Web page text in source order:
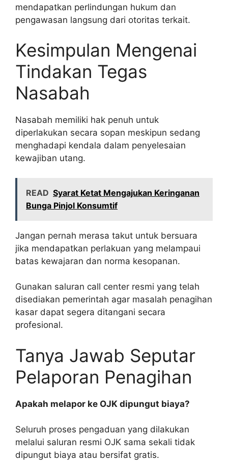
mendapatkan perlindungan hukum dan
pengawasan langsung dari otoritas terkait.
Kesimpulan Mengenai
Tindakan Tegas
Nasabah
Nasabah memiliki hak penuh untuk
diperlakukan secara sopan meskipun sedang
menghadapi kendala dalam penyelesaian
kewajiban utang.
READ Syarat Ketat Mengajukan Keringanan
Bunga Pinjol Konsumtif
Jangan pernah merasa takut untuk bersuara
jika mendapatkan perlakuan yang melampaui
batas kewajaran dan norma kesopanan.
Gunakan saluran call center resmi yang telah
disediakan pemerintah agar masalah penagihan
kasar dapat segera ditangani secara
profesional.
Tanya Jawab Seputar
Pelaporan Penagihan
Apakah melapor ke OJK dipungut biaya?
Seluruh proses pengaduan yang dilakukan
melalui saluran resmi OJK sama sekali tidak
dipungut biaya atau bersifat gratis.